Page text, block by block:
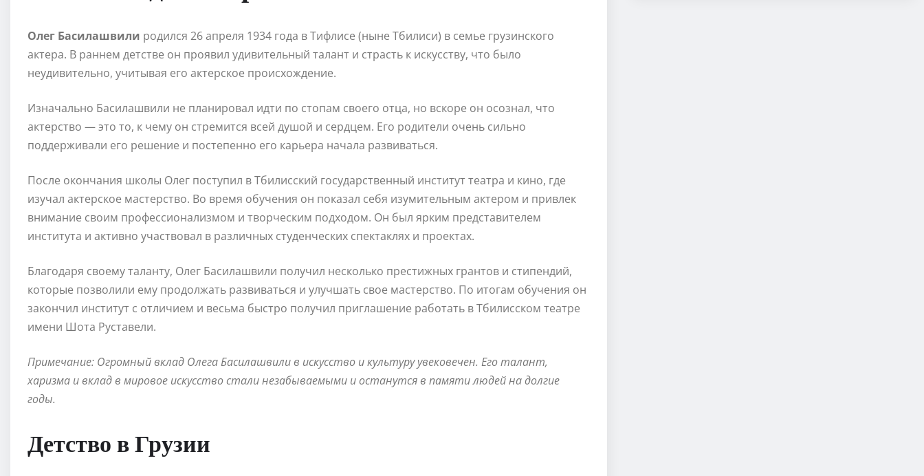
Олег Басилашвили родился 26 апреля 1934 года в Тифлисе (ныне Тбилиси) в семье грузинского
актера. В раннем детстве он проявил удивительный талант и страсть к искусству, что было
неудивительно, учитывая его актерское происхождение.
Изначально Басилашвили не планировал идти по стопам своего отца, но вскоре он осознал, что
актерство — это то, к чему он стремится всей душой и сердцем. Его родители очень сильно
поддерживали его решение и постепенно его карьера начала развиваться.
После окончания школы Олег поступил в Тбилисский государственный институт театра и кино, где
изучал актерское мастерство. Во время обучения он показал себя изумительным актером и привлек
внимание своим профессионализмом и творческим подходом. Он был ярким представителем
института и активно участвовал в различных студенческих спектаклях и проектах.
Благодаря своему таланту, Олег Басилашвили получил несколько престижных грантов и стипендий,
которые позволили ему продолжать развиваться и улучшать свое мастерство. По итогам обучения он
закончил институт с отличием и весьма быстро получил приглашение работать в Тбилисском театре
имени Шота Руставели.
Примечание: Огромный вклад Олега Басилашвили в искусство и культуру увековечен. Его талант,
харизма и вклад в мировое искусство стали незабываемыми и останутся в памяти людей на долгие
годы.
Детство в Грузии